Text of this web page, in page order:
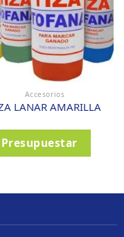
Accesorios
LANAR AMARILLA
Presupuestar